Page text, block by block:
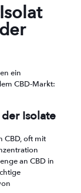
ein
CBD-Markt:
Isolate
CBD, oft mit
an CBD in